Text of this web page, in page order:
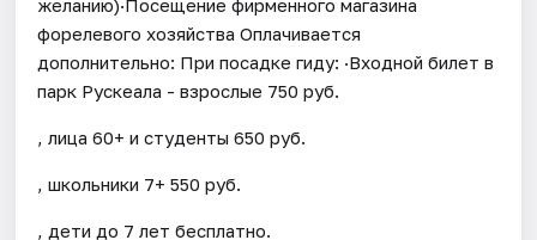
желанию)·Посещение фирменного магазина
форелевого хозяйства Оплачивается
дополнительно: При посадке гиду: ·Входной билет в
парк Рускеала - взрослые 750 руб.
, лица 60+ и студенты 650 руб.
, школьники 7+ 550 руб.
, дети до 7 лет бесплатно.